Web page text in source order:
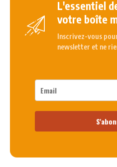
L'essentiel
votre boîte
Inscrivez-vous
newsletter et ne